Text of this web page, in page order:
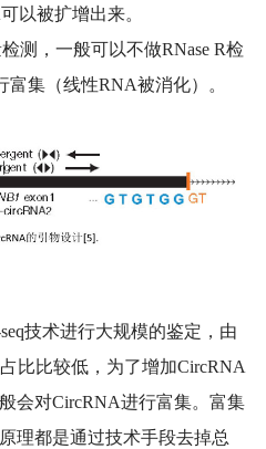
以被扩增出来。
测，一般可以不做RNase R检
集（线性RNA被消化）。
技术进行大规模的鉴定，由
比比较低，为了增加CircRNA
会对CircRNA进行富集。富集
理都是通过技术手段去掉总